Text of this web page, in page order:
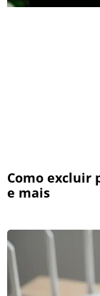
Como excluir
e mais